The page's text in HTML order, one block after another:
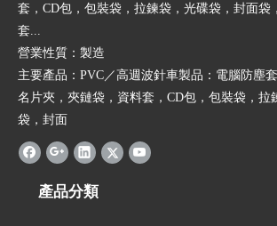
套，CD包，包裝袋，拉鍊袋，光碟袋，封面袋
套...
營業性質：製造
主要產品：PVC／高週波針車製品：電腦防塵
名片夾，夾鏈袋，資料套，CD包，包裝袋，拉
袋，封面
產品分類